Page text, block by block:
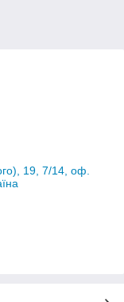
19, 7/14, оф.